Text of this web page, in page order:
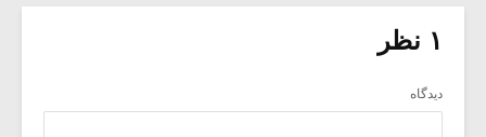
۱ نظر
دیدگاه